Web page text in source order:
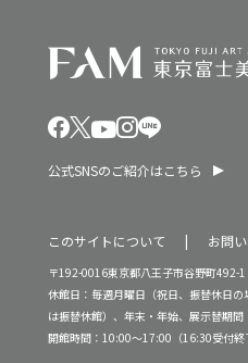
公式SNSのご紹介はこちら
このサイトについて お問
〒192-0016東京都八王子市谷野町
休館日：毎週月曜日（祝日、振替休日の
は振替休館）、年末・年始、展示替期間
開館時間：10:00～17:00（16:30受付終